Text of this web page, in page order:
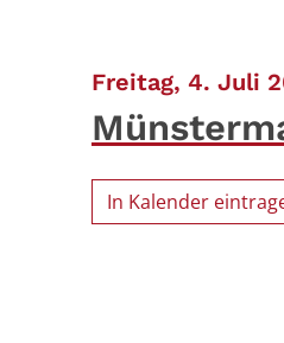
Freitag, 4. Juli
In Kalender